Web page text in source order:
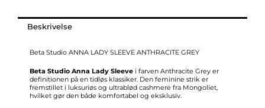
Beskrivelse
Beta Studio ANNA LADY SLEEVE ANTHRACITE GREY
Beta Studio Anna Lady Sleeve i farven Anthracite Grey er
definitionen på en tidløs klassiker. Den feminine strik er
fremstillet i luksuriøs og ultrablød cashmere fra Mongoliet,
hvilket gør den både komfortabel og eksklusiv.